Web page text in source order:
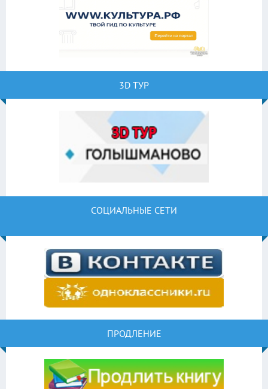
3D ТУР
СОЦИАЛЬНЫЕ СЕТИ
ПРОДЛЕНИЕ